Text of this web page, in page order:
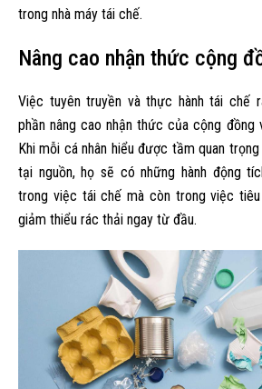
trong nhà máy tái chế.
Nâng cao nhận thức cộng
Việc tuyên truyền và thực hành tái chế
phần nâng cao nhận thức của cộng
Khi mỗi cá nhân hiểu được tầm quan
tại nguồn, họ sẽ có những hành động
trong việc tái chế mà còn trong việc
giảm thiểu rác thải ngay từ đầu.